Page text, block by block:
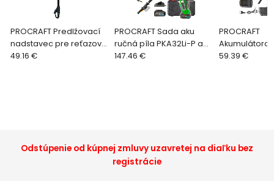
PROCRAFT Predlžovací
nadstavec pre reťazové
píly (otočný)
49.16 €
PROCRAFT Sada aku
ručná píla PKA32Li-P a
nožnice na vetvy ES25Li
147.46 €
PROCRAFT
píla 20V
59.39 €
Odstúpenie od kúpnej zmluvy uzavretej na diaľku bez
registrácie